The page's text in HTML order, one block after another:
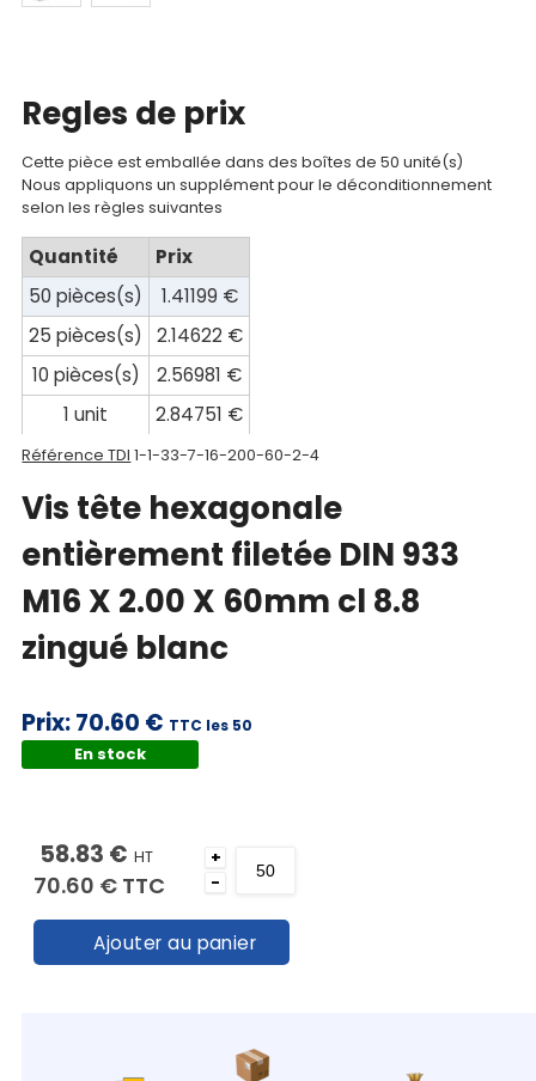
Catalogue
Mon
compte
Mon
panier
Contact
Regles de prix
Cette pièce est emballée dans des boîtes de 50 unité(s)
Nous appliquons un supplément pour le déconditionnement
selon les règles suivantes
Quantité
Prix
50 pièces(s)
1.41199 €
25 pièces(s)
2.14622 €
10 pièces(s)
2.56981 €
1 unit
2.84751 €
Référence TDI 1-1-33-7-16-200-60-2-4
Vis tête hexagonale
entièrement filetée DIN 933
M16 X 2.00 X 60mm cl 8.8
zingué blanc
Prix:70.60 € TTC les 50
En stock
58.83 € HT
70.60 € TTC
+
-
Ajouter au panier